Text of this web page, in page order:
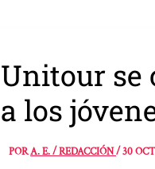
Unitour se
a los
PORA. E. / REDACCIÓN/30